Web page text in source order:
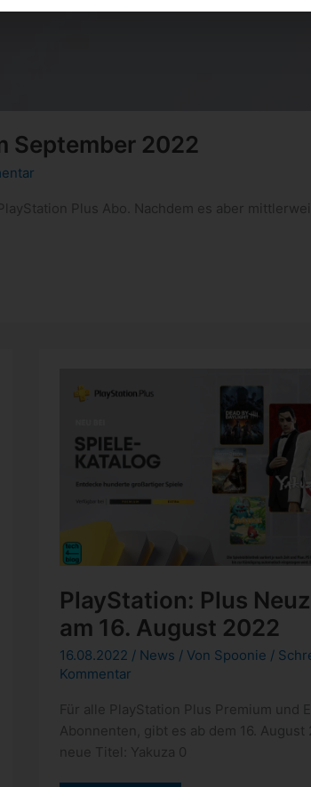
September 2022
Plus Abo. Nachdem es aber
PlayStation: Plus
am 16. August 2022
16.08.2022 / News / Von Spoonie /
Kommentar
Für alle PlayStation Plus Premium und
Abonnenten, gibt es ab dem 16. August
neue Titel: Yakuza 0